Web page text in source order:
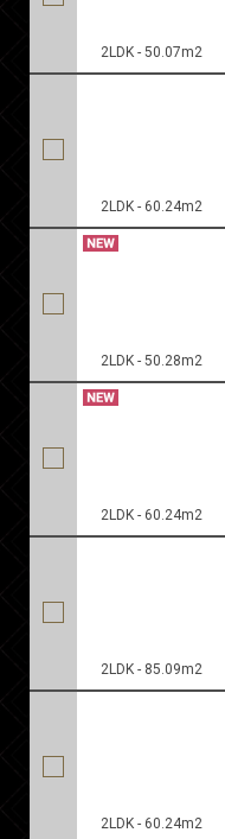
2LDK - 50.07m2
2LDK - 60.24m2
2LDK - 50.28m2
2LDK - 60.24m2
2LDK - 85.09m2
2LDK - 60.24m2